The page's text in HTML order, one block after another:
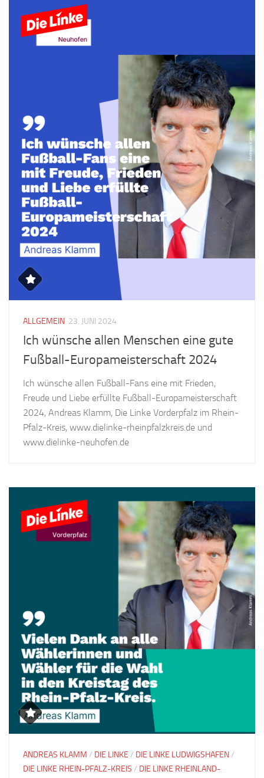
ALLGEMEIN 23. JUNI 2024
Ich wünsche allen Menschen eine gute
Fußball-Europameisterschaft 2024
Ich wünsche allen Fußball-Fans eine mit Frieden,
Freude und Liebe erfüllte Fußball-Europameisterschaft
2024, Andreas Klamm, Die Linke Vorderpfalz im Rhein-
Pfalz-Kreis, www.dielinke-rheinpfalzkreis.de und
www.dielinke-neuhofen.de
ANDREAS KLAMM / DIE LINKE / DIE LINKE LUDWIGSHAFEN/
DIE LINKE RHEIN-PFALZ-KREIS / DIE LINKE RHEINLAND-